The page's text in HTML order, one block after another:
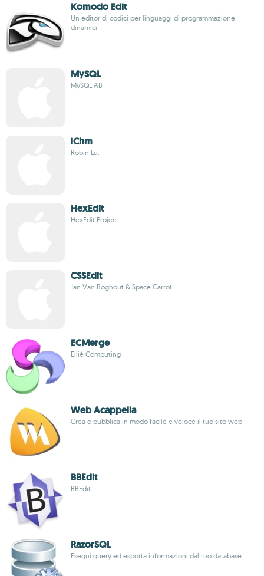
Komodo Edit
Un editor di codici per linguaggi di programmazione
dinamici
MySQL
MySQL AB
iChm
Robin Lu.
HexEdit
HexEdit Project
CSSEdit
Jan Van Boghout & Space Carrot
ECMerge
Ellié Computing
Web Acappella
Crea e pubblica in modo facile e veloce il tuo sito web
BBEdit
BBEdit
RazorSQL
Esegui query ed esporta informazioni dal tuo database